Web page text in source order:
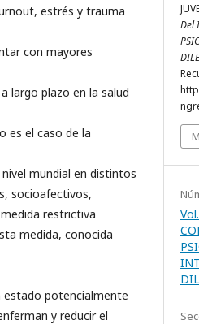
estrés y trauma
con mayores
largo plazo en la salud
es el caso de la
mundial en distintos
socioafectivos,
restrictiva
medida, conocida
estado potencialmente
y reducir el
Del